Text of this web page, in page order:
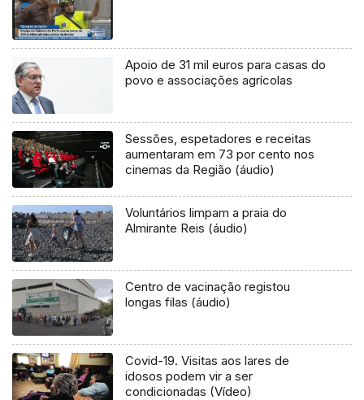
Apoio de 31 mil euros para casas do
povo e associações agrícolas
Sessões, espetadores e receitas
aumentaram em 73 por cento nos
cinemas da Região (áudio)
Voluntários limpam a praia do
Almirante Reis (áudio)
Centro de vacinação registou
longas filas (áudio)
Covid-19. Visitas aos lares de
idosos podem vir a ser
condicionadas (Vídeo)